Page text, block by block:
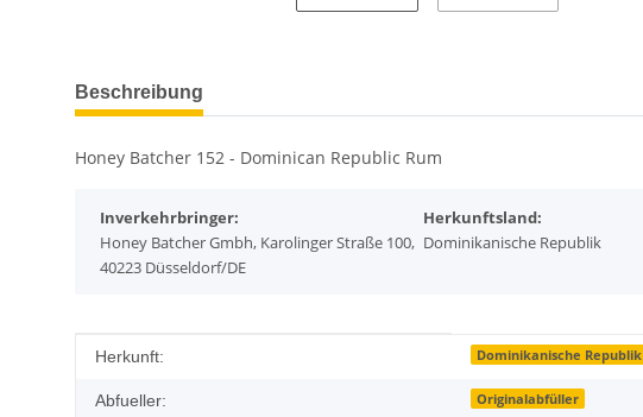
weitere Registerkarten anzeigen
Beschreibung
Honey Batcher 152 - Dominican Republic Rum
Inverkehrbringer:
Honey Batcher Gmbh, Karolinger Straße 100,
40223 Düsseldorf/DE
Herkunftsland:
Dominikanische Republik
Produkteigenschaft
Wert
Herkunft: Dominikanische Republik
Abfueller: Originalabfüller